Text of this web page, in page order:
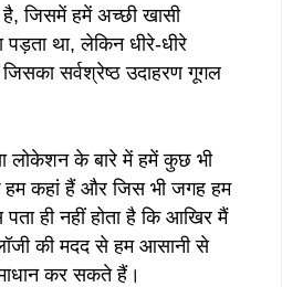
जिसमें हमें अच्छी खासी
पड़ता था, लेकिन धीरे-धीरे
सर्वश्रेष्ठ उदाहरण गूगल
लोकेशन के बारे में हमें कुछ भी
हम कहां हैं और जिस भी जगह हम
ही नहीं होता है कि आखिर मैं
की मदद से हम आसानी से
कर सकते हैं।